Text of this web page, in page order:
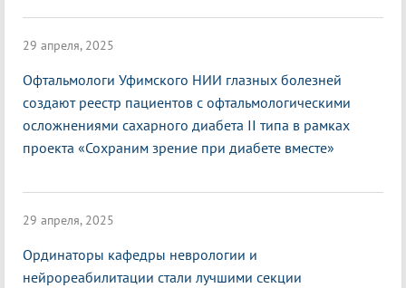
29 апреля, 2025
Офтальмологи Уфимского НИИ глазных болезней
создают реестр пациентов с офтальмологическими
осложнениями сахарного диабета II типа в рамках
проекта «Сохраним зрение при диабете вместе»
29 апреля, 2025
Ординаторы кафедры неврологии и
нейрореабилитации стали лучшими секции